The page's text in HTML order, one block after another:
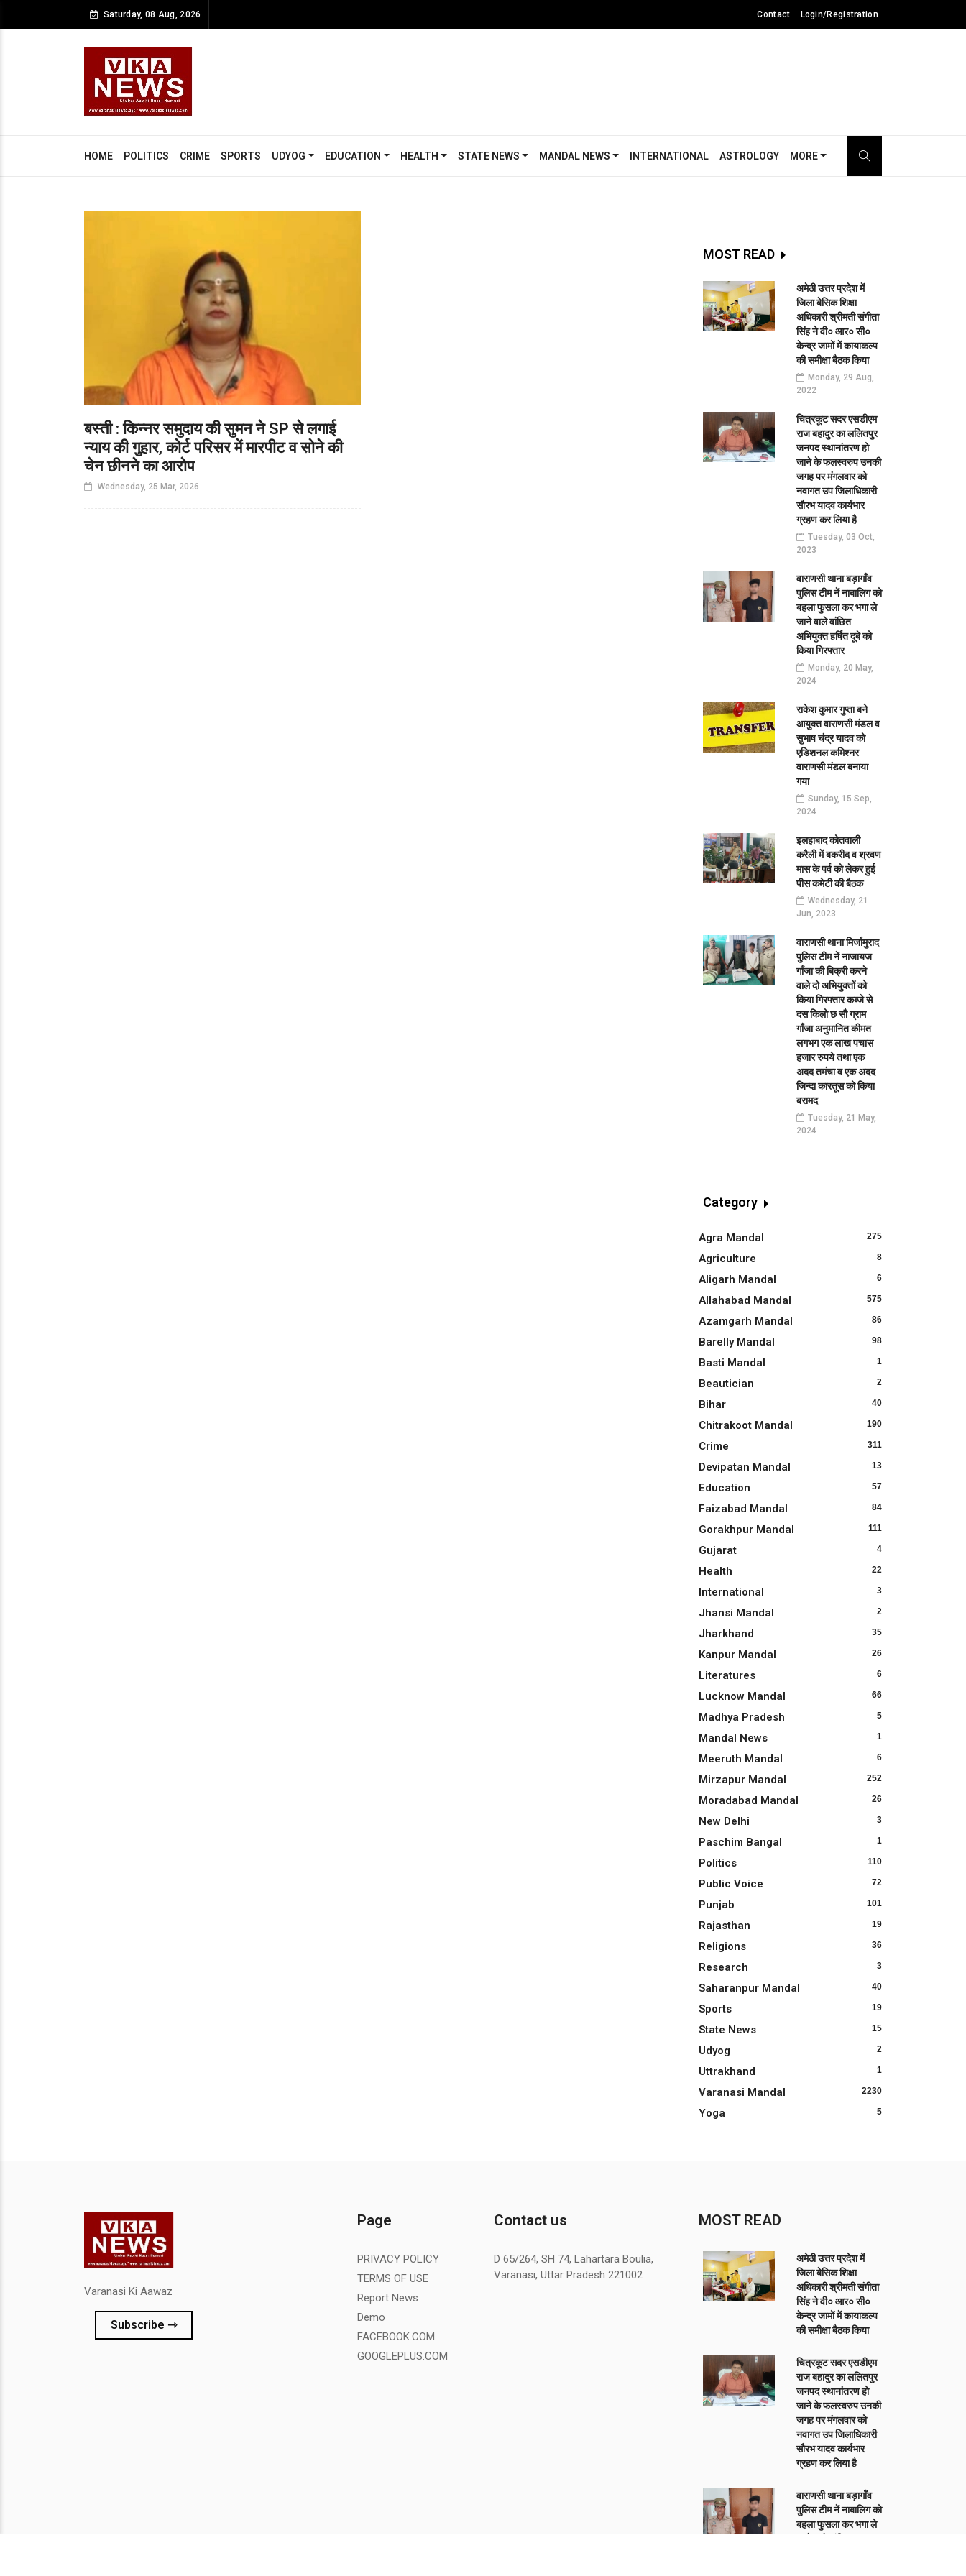
Saturday, 08 Aug, 2026 Contact Login/Registration
HOME POLITICS CRIME SPORTS UDYOG EDUCATION HEALTH STATE NEWS MANDAL NEWS INTERNATIONAL ASTROLOGY MORE
बस्ती : किन्नर समुदाय की सुमन ने SP से लगाई
न्याय की गुहार, कोर्ट परिसर में मारपीट व सोने की
चेन छीनने का आरोप
Wednesday, 25 Mar, 2026
MOST READ
अमेठी उत्तर प्रदेश में
जिला बेसिक शिक्षा
अधिकारी श्रीमती संगीता
सिंह ने वी० आर० सी०
केन्द्र जामों में कायाकल्प
की समीक्षा बैठक किया
Monday, 29 Aug,
2022
चित्रकूट सदर एसडीएम
राज बहादुर का ललितपुर
जनपद स्थानांतरण हो
जाने के फलस्वरुप उनकी
जगह पर मंगलवार को
नवागत उप जिलाधिकारी
सौरभ यादव कार्यभार
ग्रहण कर लिया है
Tuesday, 03 Oct,
2023
वाराणसी थाना बड़ागाँव
पुलिस टीम नें नाबालिग को
बहला फुसला कर भगा ले
जाने वाले वांछित
अभियुक्त हर्षित दूबे को
किया गिरफ्तार
Monday, 20 May,
2024
राकेश कुमार गुप्ता बने
आयुक्त वाराणसी मंडल व
सुभाष चंद्र यादव को
एडिशनल कमिश्नर
वाराणसी मंडल बनाया
गया
Sunday, 15 Sep,
2024
इलहाबाद कोतवाली
करैली में बकरीद व श्रवण
मास के पर्व को लेकर हुई
पीस कमेटी की बैठक
Wednesday, 21
Jun, 2023
वाराणसी थाना मिर्जामुराद
पुलिस टीम नें नाजायज
गाँजा की बिक्री करने
वाले दो अभियुक्तों को
किया गिरफ्तार कब्जे से
दस किलो छ सौ ग्राम
गाँजा अनुमानित कीमत
लगभग एक लाख पचास
हजार रुपये तथा एक
अदद तमंचा व एक अदद
जिन्दा कारतूस को किया
बरामद
Tuesday, 21 May,
2024
Category
Agra Mandal 275
Agriculture 8
Aligarh Mandal 6
Allahabad Mandal 575
Azamgarh Mandal 86
Barelly Mandal 98
Basti Mandal 1
Beautician 2
Bihar 40
Chitrakoot Mandal 190
Crime 311
Devipatan Mandal 13
Education 57
Faizabad Mandal 84
Gorakhpur Mandal 111
Gujarat 4
Health 22
International 3
Jhansi Mandal 2
Jharkhand 35
Kanpur Mandal 26
Literatures 6
Lucknow Mandal 66
Madhya Pradesh 5
Mandal News 1
Meeruth Mandal 6
Mirzapur Mandal 252
Moradabad Mandal 26
New Delhi 3
Paschim Bangal 1
Politics 110
Public Voice 72
Punjab 101
Rajasthan 19
Religions 36
Research 3
Saharanpur Mandal 40
Sports 19
State News 15
Udyog 2
Uttrakhand 1
Varanasi Mandal 2230
Yoga 5
Varanasi Ki Aawaz
Subscribe ⇾
Page
PRIVACY POLICY
TERMS OF USE
Report News
Demo
FACEBOOK.COM
GOOGLEPLUS.COM
Contact us
D 65/264, SH 74, Lahartara Boulia,
Varanasi, Uttar Pradesh 221002
MOST READ
अमेठी उत्तर प्रदेश में
जिला बेसिक शिक्षा
अधिकारी श्रीमती संगीता
सिंह ने वी० आर० सी०
केन्द्र जामों में कायाकल्प
की समीक्षा बैठक किया
चित्रकूट सदर एसडीएम
राज बहादुर का ललितपुर
जनपद स्थानांतरण हो
जाने के फलस्वरुप उनकी
जगह पर मंगलवार को
नवागत उप जिलाधिकारी
सौरभ यादव कार्यभार
ग्रहण कर लिया है
वाराणसी थाना बड़ागाँव
पुलिस टीम नें नाबालिग को
बहला फुसला कर भगा ले